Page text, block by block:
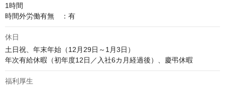
1時間
時間外労働有無　：有
休日
土日祝、年末年始（12月29日～1月3日）
年次有給休暇（初年度12日／入社6カ月経過後）、慶弔休暇
福利厚生